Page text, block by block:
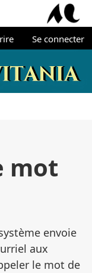
: Se connecter
mot
envoie
aux
le mot de